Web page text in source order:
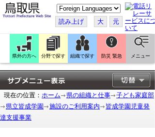
こ
の
ペ
ー
ジ
翻
訳
す
る
読み上げ 大 元
県外の方へ 分野で探す 組織で探す 防災 緊急 メニュー
現在の位置： ホーム 県の組織と仕事
子ども家庭部
県立皆成学園
施設のご利用案内
皆成学園児童発
達支援事業